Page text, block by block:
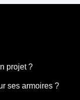
projet ?
ses armoires ?